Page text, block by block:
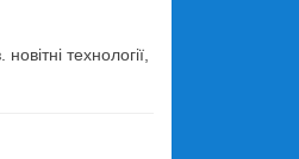
технології,